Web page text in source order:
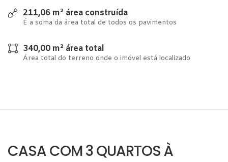
211,06 m² área construída
É a soma da área total de todos os pavimentos
340,00 m² área total
Área total do terreno onde o imóvel está localizado
CASA COM 3 QUARTOS À